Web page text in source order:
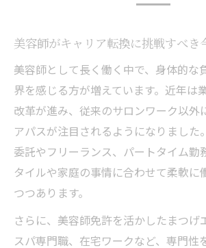
美容師がキャリア転換に挑戦すべき
美容師として長く働く中で、身体的な
界を感じる方が増えています。近年は
改革が進み、従来のサロンワーク以外
アパスが注目されるようになりました
委託やフリーランス、パートタイム勤
タイルや家庭の事情に合わせて柔軟に
つつあります。
さらに、美容師免許を活かしたまつげ
スパ専門職、在宅ワークなど、専門性